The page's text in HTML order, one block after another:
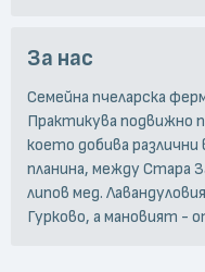
За нас
Семейна пчеларска
Практикува подвижно
което добива различни
планина, между Стара
липов мед.
Гурково, а мановият -